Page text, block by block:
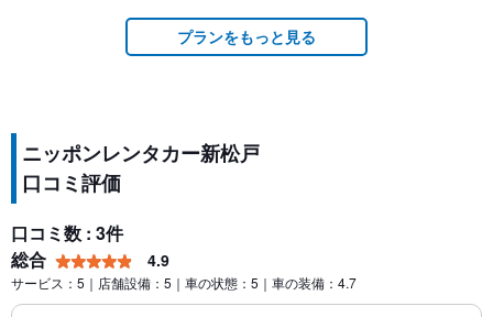
プランをもっと見る
ニッポンレンタカー新松戸
口コミ評価
口コミ数 : 3件
総合
4.9
サービス：5｜店舗設備：5｜車の状態：5｜車の装備：4.7